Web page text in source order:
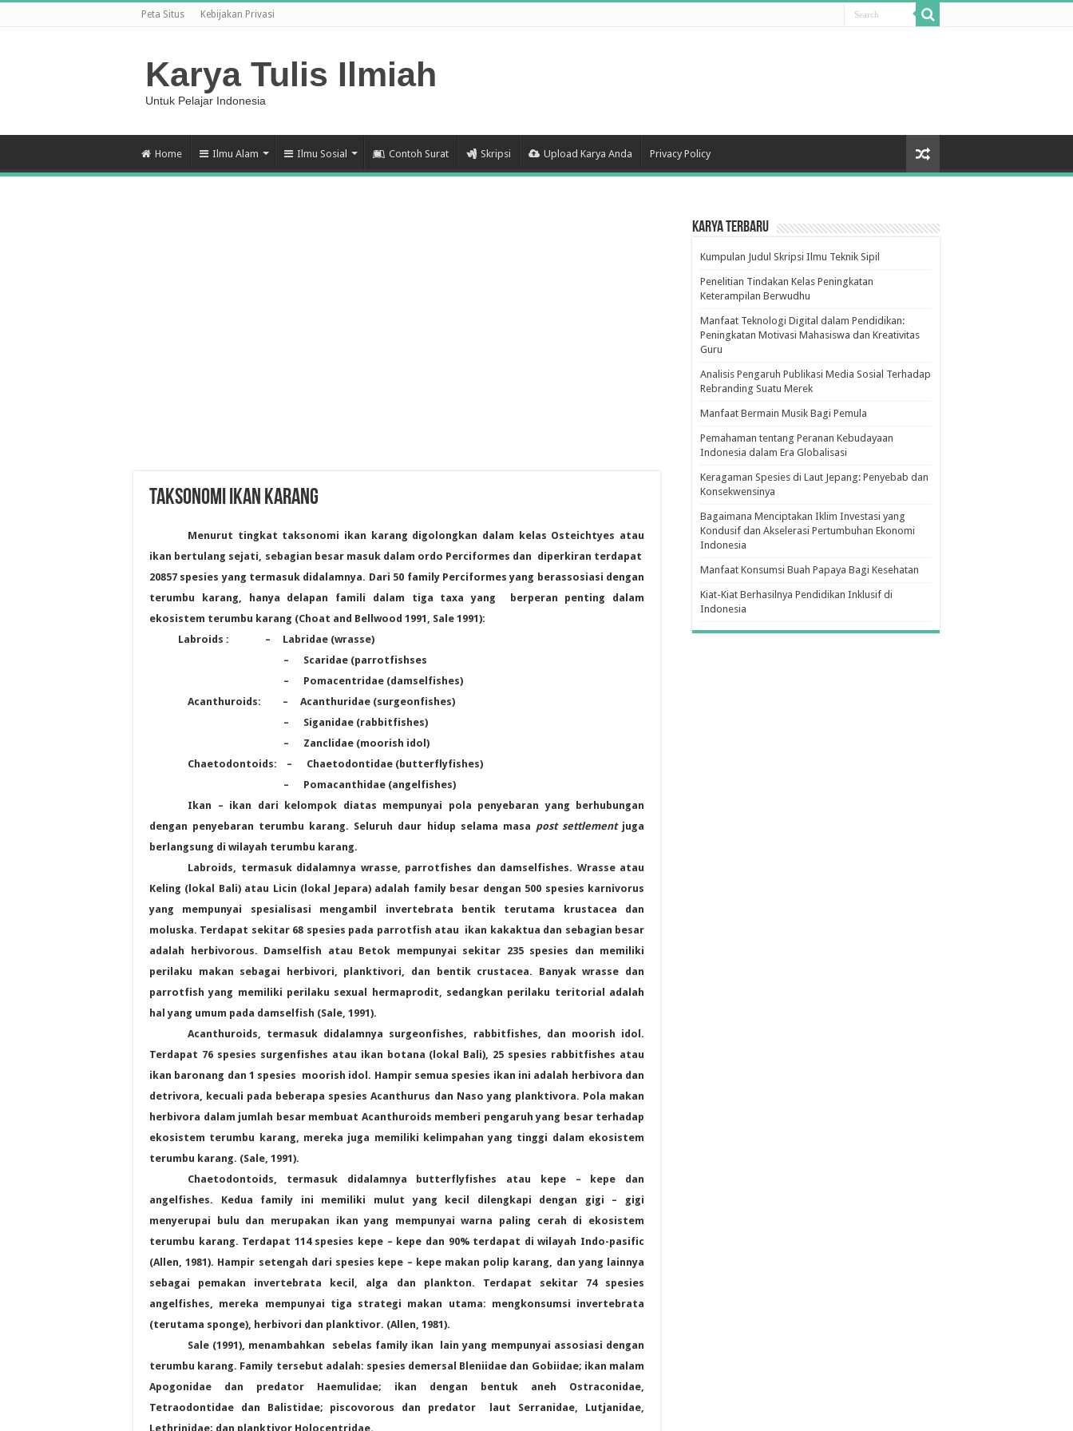
Peta Situs Kebijakan Privasi
Karya Tulis Ilmiah
Untuk Pelajar Indonesia
Home Ilmu Alam Ilmu Sosial Contoh Surat Skripsi Upload Karya Anda Privacy Policy
TAKSONOMI IKAN KARANG
Menurut tingkat taksonomi ikan karang digolongkan dalam kelas Osteichtyes atau
ikan bertulang sejati, sebagian besar masuk dalam ordo Perciformes dan diperkiran terdapat
20857 spesies yang termasuk didalamnya. Dari 50 family Perciformes yang berassosiasi dengan
terumbu karang, hanya delapan famili dalam tiga taxa yang berperan penting dalam
ekosistem terumbu karang (Choat and Bellwood 1991, Sale 1991):
Labroids : – Labridae (wrasse)
–
Scaridae (parrotfishses
–
Pomacentridae (damselfishes)
Acanthuroids: – Acanthuridae (surgeonfishes)
–
Siganidae (rabbitfishes)
–
Zanclidae (moorish idol)
Chaetodontoids: – Chaetodontidae (butterflyfishes)
–
Pomacanthidae (angelfishes)
Ikan – ikan dari kelompok diatas mempunyai pola penyebaran yang berhubungan
dengan penyebaran terumbu karang. Seluruh daur hidup selama masa post settlementjuga
berlangsung di wilayah terumbu karang.
Labroids, termasuk didalamnya wrasse, parrotfishes dan damselfishes. Wrasse atau
Keling (lokal Bali) atau Licin (lokal Jepara) adalah family besar dengan 500 spesies karnivorus
yang mempunyai spesialisasi mengambil invertebrata bentik terutama krustacea dan
moluska. Terdapat sekitar 68 spesies pada parrotfish atau ikan kakaktua dan sebagian besar
adalah herbivorous. Damselfish atau Betok mempunyai sekitar 235 spesies dan memiliki
perilaku makan sebagai herbivori, planktivori, dan bentik crustacea. Banyak wrasse dan
parrotfish yang memiliki perilaku sexual hermaprodit, sedangkan perilaku teritorial adalah
hal yang umum pada damselfish (Sale, 1991).
Acanthuroids, termasuk didalamnya surgeonfishes, rabbitfishes, dan moorish idol.
Terdapat 76 spesies surgenfishes atau ikan botana (lokal Bali), 25 spesies rabbitfishes atau
ikan baronang dan 1 spesies moorish idol. Hampir semua spesies ikan ini adalah herbivora dan
detrivora, kecuali pada beberapa spesies Acanthurus dan Naso yang planktivora. Pola makan
herbivora dalam jumlah besar membuat Acanthuroids memberi pengaruh yang besar terhadap
ekosistem terumbu karang, mereka juga memiliki kelimpahan yang tinggi dalam ekosistem
terumbu karang. (Sale, 1991).
Chaetodontoids, termasuk didalamnya butterflyfishes atau kepe – kepe dan
angelfishes. Kedua family ini memiliki mulut yang kecil dilengkapi dengan gigi – gigi
menyerupai bulu dan merupakan ikan yang mempunyai warna paling cerah di ekosistem
terumbu karang. Terdapat 114 spesies kepe – kepe dan 90% terdapat di wilayah Indo-pasific
(Allen, 1981). Hampir setengah dari spesies kepe – kepe makan polip karang, dan yang lainnya
sebagai pemakan invertebrata kecil, alga dan plankton. Terdapat sekitar 74 spesies
angelfishes, mereka mempunyai tiga strategi makan utama: mengkonsumsi invertebrata
(terutama sponge), herbivori dan planktivor. (Allen, 1981).
Sale (1991), menambahkan sebelas family ikan lain yang mempunyai assosiasi dengan
terumbu karang. Family tersebut adalah: spesies demersal Bleniidae dan Gobiidae; ikan malam
Apogonidae dan predator Haemulidae; ikan dengan bentuk aneh Ostraconidae,
Tetraodontidae dan Balistidae; piscovorous dan predator laut Serranidae, Lutjanidae,
Lethrinidae; dan planktivor Holocentridae.
Karya Terbaru
Kumpulan Judul Skripsi Ilmu Teknik Sipil
Penelitian Tindakan Kelas Peningkatan
Keterampilan Berwudhu
Manfaat Teknologi Digital dalam Pendidikan:
Peningkatan Motivasi Mahasiswa dan Kreativitas
Guru
Analisis Pengaruh Publikasi Media Sosial Terhadap
Rebranding Suatu Merek
Manfaat Bermain Musik Bagi Pemula
Pemahaman tentang Peranan Kebudayaan
Indonesia dalam Era Globalisasi
Keragaman Spesies di Laut Jepang: Penyebab dan
Konsekwensinya
Bagaimana Menciptakan Iklim Investasi yang
Kondusif dan Akselerasi Pertumbuhan Ekonomi
Indonesia
Manfaat Konsumsi Buah Papaya Bagi Kesehatan
Kiat-Kiat Berhasilnya Pendidikan Inklusif di
Indonesia